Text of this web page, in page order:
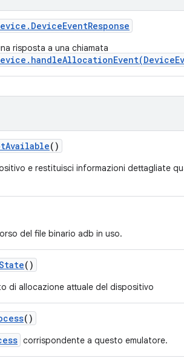
. DeviceEventResponse
risposta a una chiamata
Available()
e restituisci informazioni dettagliate
del file binario adb in uso.
()
di allocazione attuale del dispositivo
()
corrispondente a questo emulatore.